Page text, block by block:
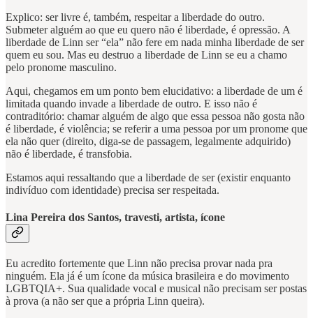
Explico: ser livre é, também, respeitar a liberdade do outro.
Submeter alguém ao que eu quero não é liberdade, é opressão. A
liberdade de Linn ser “ela” não fere em nada minha liberdade de ser
quem eu sou. Mas eu destruo a liberdade de Linn se eu a chamo
pelo pronome masculino.
Aqui, chegamos em um ponto bem elucidativo: a liberdade de um é
limitada quando invade a liberdade de outro. E isso não é
contraditório: chamar alguém de algo que essa pessoa não gosta não
é liberdade, é violência; se referir a uma pessoa por um pronome que
ela não quer (direito, diga-se de passagem, legalmente adquirido)
não é liberdade, é transfobia.
Estamos aqui ressaltando que a liberdade de ser (existir enquanto
indivíduo com identidade) precisa ser respeitada.
Lina Pereira dos Santos, travesti, artista, ícone
Eu acredito fortemente que Linn não precisa provar nada pra
ninguém. Ela já é um ícone da música brasileira e do movimento
LGBTQIA+. Sua qualidade vocal e musical não precisam ser postas
à prova (a não ser que a própria Linn queira).